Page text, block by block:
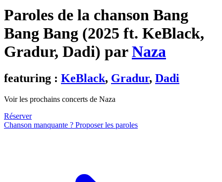
Paroles de la chanson Bang
Bang Bang (2025 ft. KeBlack,
Gradur, Dadi) parNaza
featuring : KeBlack, Gradur, Dadi
Voir les prochains concerts de Naza
Réserver
Chanson manquante ? Proposer les paroles